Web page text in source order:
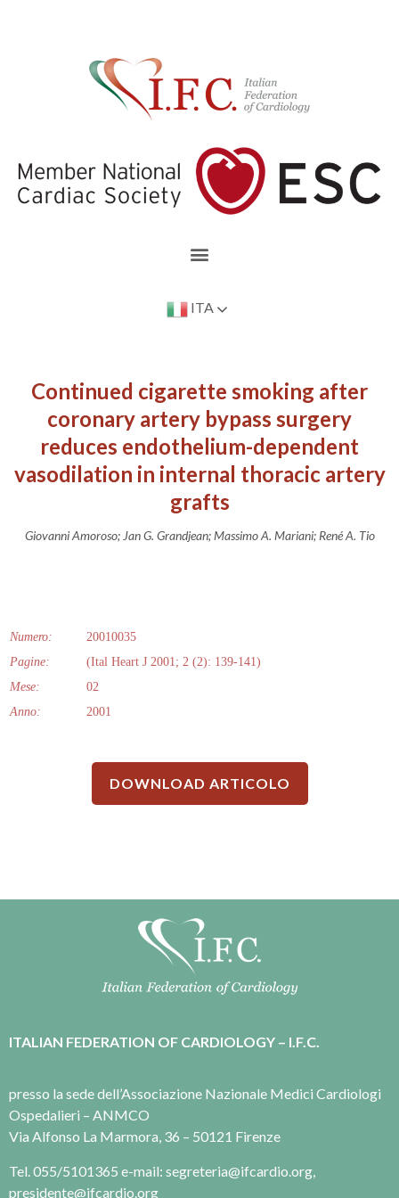
ITA
Continued cigarette smoking after
coronary artery bypass surgery
reduces endothelium-dependent
vasodilation in internal thoracic artery
grafts
Giovanni Amoroso; Jan G. Grandjean; Massimo A. Mariani; René A. Tio
Numero:
20010035
Pagine:
(Ital Heart J 2001; 2 (2): 139-141)
Mese:
02
Anno:
2001
DOWNLOAD ARTICOLO
ITALIAN FEDERATION OF CARDIOLOGY – I.F.C.
presso la sede dell’Associazione Nazionale Medici Cardiologi
Ospedalieri – ANMCO
Via Alfonso La Marmora, 36 – 50121 Firenze
Tel. 055/5101365 e-mail: segreteria@ifcardio.org,
presidente@ifcardio.org